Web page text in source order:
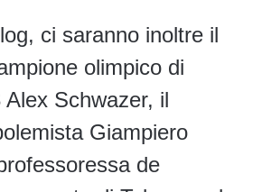
ci saranno inoltre il
olimpico di
Alex Schwazer, il
Giampiero
de